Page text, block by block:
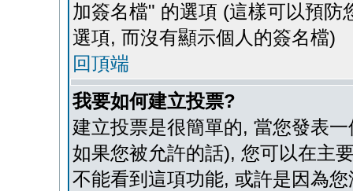
加簽名檔" 的選項 (這樣可以預
選項, 而沒有顯示個人的簽名檔)
回頂端
我要如何建立投票?
建立投票是很簡單的, 當您發表
如果您被允許的話), 您可以在主
不能看到這項功能, 或許是因為